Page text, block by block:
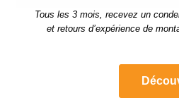
Tous les 3 mois, recevez un
et retours d’expérience de